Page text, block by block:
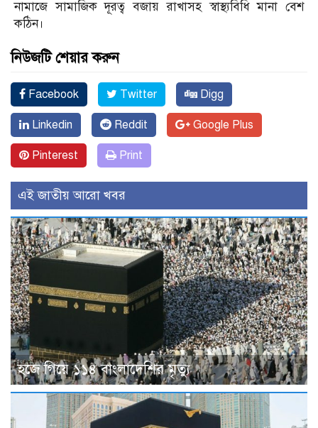
নামাজে সামাজিক দূরত্ব বজায় রাখাসহ স্বাস্থ্যবিধি মানা বেশ
কঠিন।
নিউজটি শেয়ার করুন
Facebook Twitter Digg
Linkedin Reddit Google Plus
Pinterest Print
এই জাতীয় আরো খবর
হজে গিয়ে ১১৪ বাংলাদেশির মৃত্যু